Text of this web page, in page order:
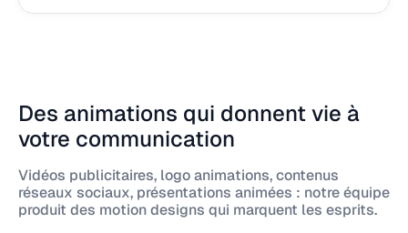
Des animations qui donnent vie à
votre communication
Vidéos publicitaires, logo animations, contenus
réseaux sociaux, présentations animées : notre équipe
produit des motion designs qui marquent les esprits.